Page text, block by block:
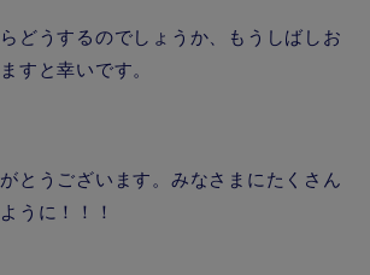
どうするのでしょうか、もうしばしお
すと幸いです。
とうございます。みなさまにたくさん
うに！！！